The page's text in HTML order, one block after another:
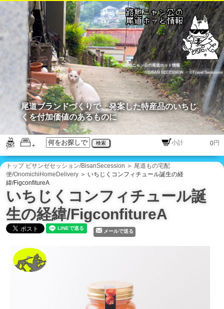
路地ニャン公の尾道ホット情報
©BISAN SECESSION
・©Travel Secession
検索 円
尾道ブランドづくりで、発案した特産品のいちじ
くを付加価値のあるものに
トップ ビサンゼセッション/BisanSecession ＞ 尾道もの宅配
便/OnomichiHomeDelivery ＞ いちじくコンフィチュール誕生の経
緯/FigconfitureA
いちじくコンフィチュール誕
生の経緯/FigconfitureA
メールで送る